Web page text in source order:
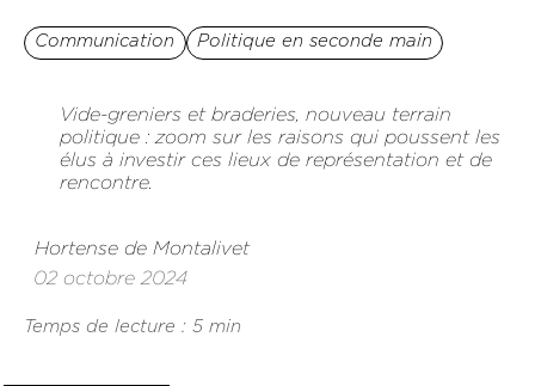
Communication Politique en seconde main
Vide-greniers et braderies, nouveau terrain
politique : zoom sur les raisons qui poussent les
élus à investir ces lieux de représentation et de
rencontre.
Hortense de Montalivet
02 octobre 2024
Temps de lecture : 5 min